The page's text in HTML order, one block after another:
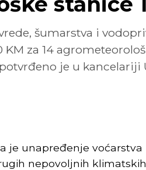
šumarstva i
KM za 14
je u kancelariji
je unapređenje
nepovoljnih